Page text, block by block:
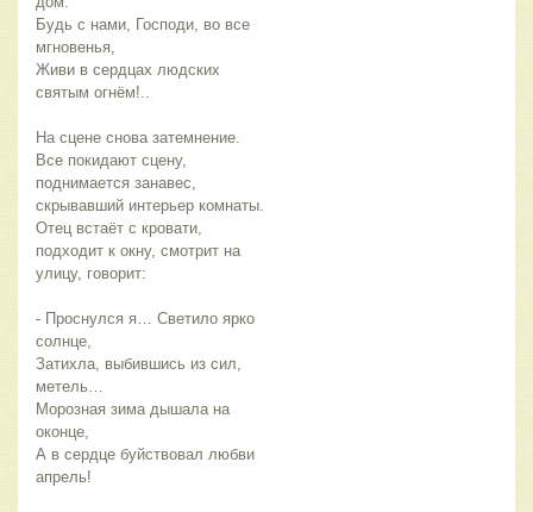
Будь с нами, Господи, во все
мгновенья,
Живи в сердцах людских
святым огнём!..
На сцене снова затемнение.
Все покидают сцену,
поднимается занавес,
скрывавший интерьер комнаты.
Отец встаёт с кровати,
подходит к окну, смотрит на
улицу, говорит:
- Проснулся я… Светило ярко
солнце,
Затихла, выбившись из сил,
метель…
Морозная зима дышала на
оконце,
А в сердце буйствовал любви
апрель!